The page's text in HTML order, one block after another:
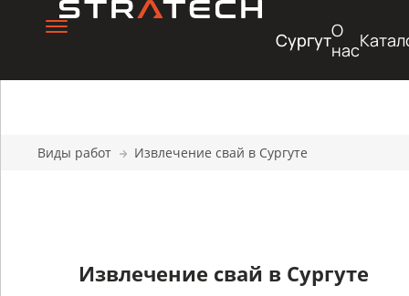
СургутО
нас
Виды работ Извлечение свай в Сургуте
Извлечение свай в Сургуте